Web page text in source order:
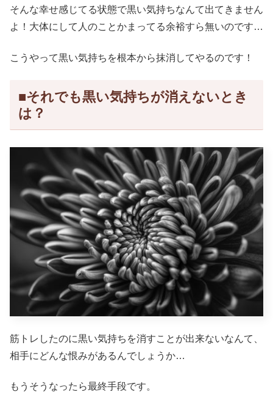
そんな幸せ感じてる状態で黒い気持ちなんて出てきません
よ！大体にして人のことかまってる余裕すら無いのです…
こうやって黒い気持ちを根本から抹消してやるのです！
■それでも黒い気持ちが消えないとき
は？
筋トレしたのに黒い気持ちを消すことが出来ないなんて、
相手にどんな恨みがあるんでしょうか…
もうそうなったら最終手段です。